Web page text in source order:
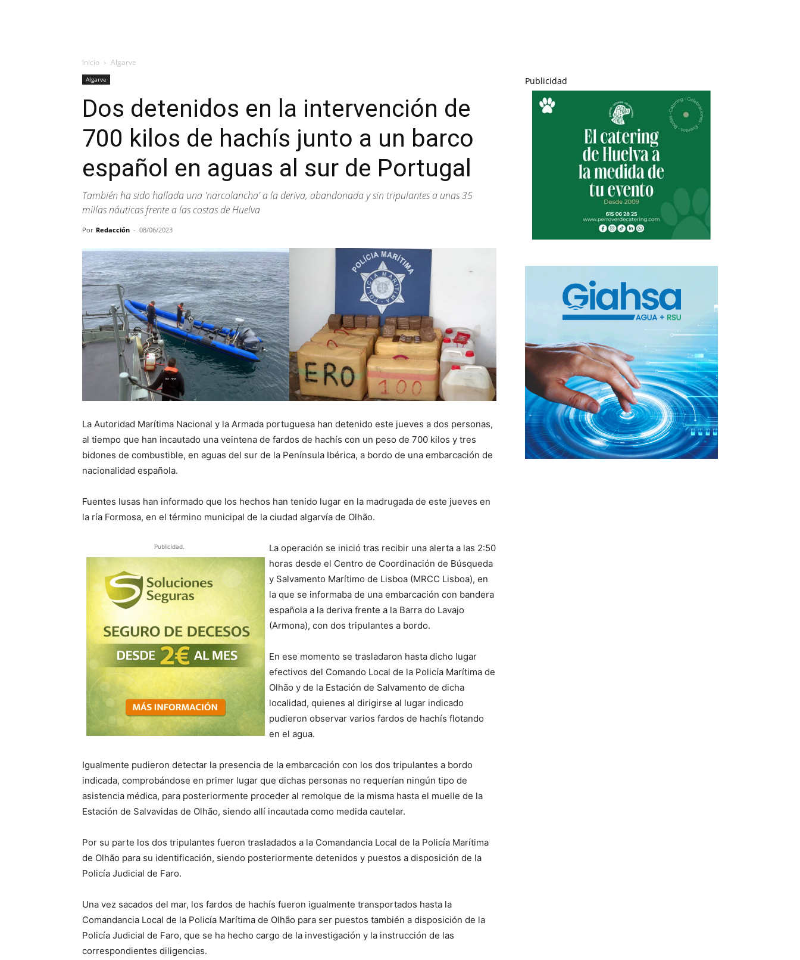
Inicio Algarve
Algarve
Dos detenidos en la intervención de
700 kilos de hachís junto a un barco
español en aguas al sur de Portugal
También ha sido hallada una 'narcolancha' a la deriva, abandonada y sin tripulantes a unas 35
millas náuticas frente a las costas de Huelva
Por Redacción - 08/06/2023
La Autoridad Marítima Nacional y la Armada portuguesa han detenido este jueves a dos personas,
al tiempo que han incautado una veintena de fardos de hachís con un peso de 700 kilos y tres
bidones de combustible, en aguas del sur de la Península Ibérica, a bordo de una embarcación de
nacionalidad española.
Fuentes lusas han informado que los hechos han tenido lugar en la madrugada de este jueves en
la ría Formosa, en el término municipal de la ciudad algarvía de Olhão.
Publicidad.
La operación se inició tras recibir una alerta a las 2:50
horas desde el Centro de Coordinación de Búsqueda
y Salvamento Marítimo de Lisboa (MRCC Lisboa), en
la que se informaba de una embarcación con bandera
española a la deriva frente a la Barra do Lavajo
(Armona), con dos tripulantes a bordo.
En ese momento se trasladaron hasta dicho lugar
efectivos del Comando Local de la Policía Marítima de
Olhão y de la Estación de Salvamento de dicha
localidad, quienes al dirigirse al lugar indicado
pudieron observar varios fardos de hachís flotando
en el agua.
Igualmente pudieron detectar la presencia de la embarcación con los dos tripulantes a bordo
indicada, comprobándose en primer lugar que dichas personas no requerían ningún tipo de
asistencia médica, para posteriormente proceder al remolque de la misma hasta el muelle de la
Estación de Salvavidas de Olhão, siendo allí incautada como medida cautelar.
Por su parte los dos tripulantes fueron trasladados a la Comandancia Local de la Policía Marítima
de Olhão para su identificación, siendo posteriormente detenidos y puestos a disposición de la
Policía Judicial de Faro.
Una vez sacados del mar, los fardos de hachís fueron igualmente transportados hasta la
Comandancia Local de la Policía Marítima de Olhão para ser puestos también a disposición de la
Policía Judicial de Faro, que se ha hecho cargo de la investigación y la instrucción de las
correspondientes diligencias.
Publicidad